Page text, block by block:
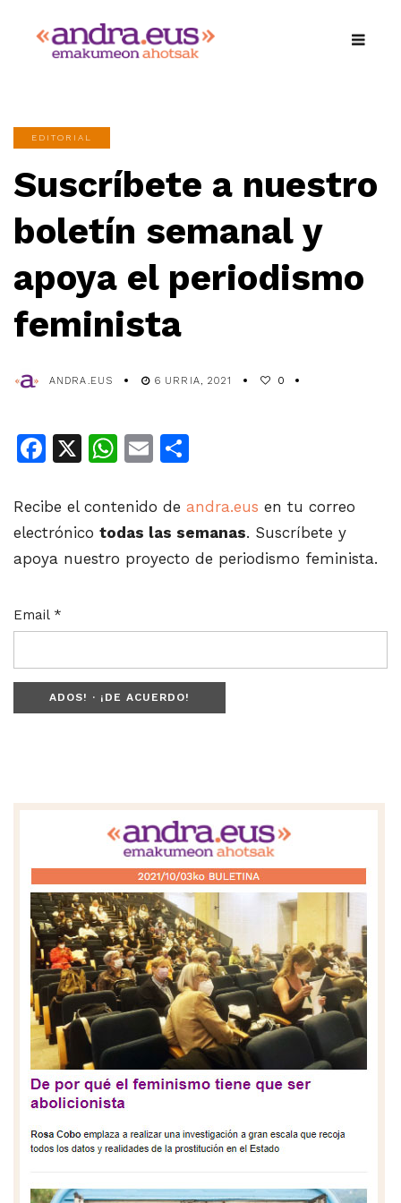
EDITORIAL
Suscríbete a nuestro
boletín semanal y
apoya el periodismo
feminista
ANDRA.EUS 6 URRIA, 2021 0
Facebook
X WhatsApp
Email
Recibe el contenido de andra.eus en tu correo
electrónico todas las semanas. Suscríbete y
apoya nuestro proyecto de periodismo feminista.
Email *